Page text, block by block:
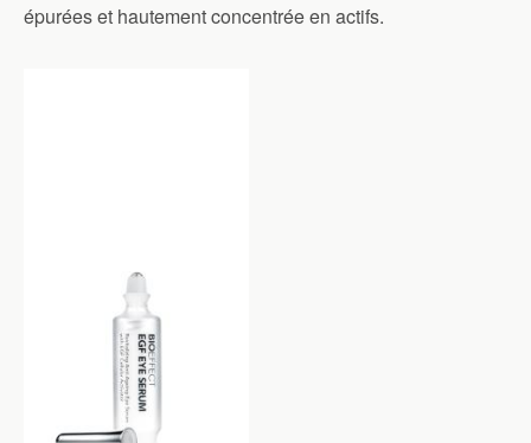
épurées et hautement concentrée en actifs.